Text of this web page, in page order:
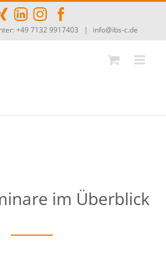
+49 7132 9917403 | info@ibs-c.de
im Überblick